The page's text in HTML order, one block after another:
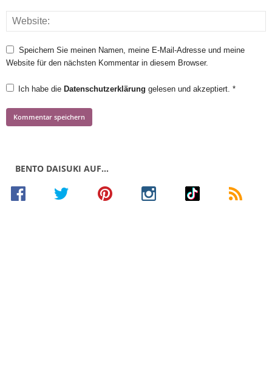
Speichern Sie meinen Namen, meine E-Mail-Adresse und meine
Website für den nächsten Kommentar in diesem Browser.
Ich habe die Datenschutzerklärung gelesen und akzeptiert. *
BENTO DAISUKI AUF…